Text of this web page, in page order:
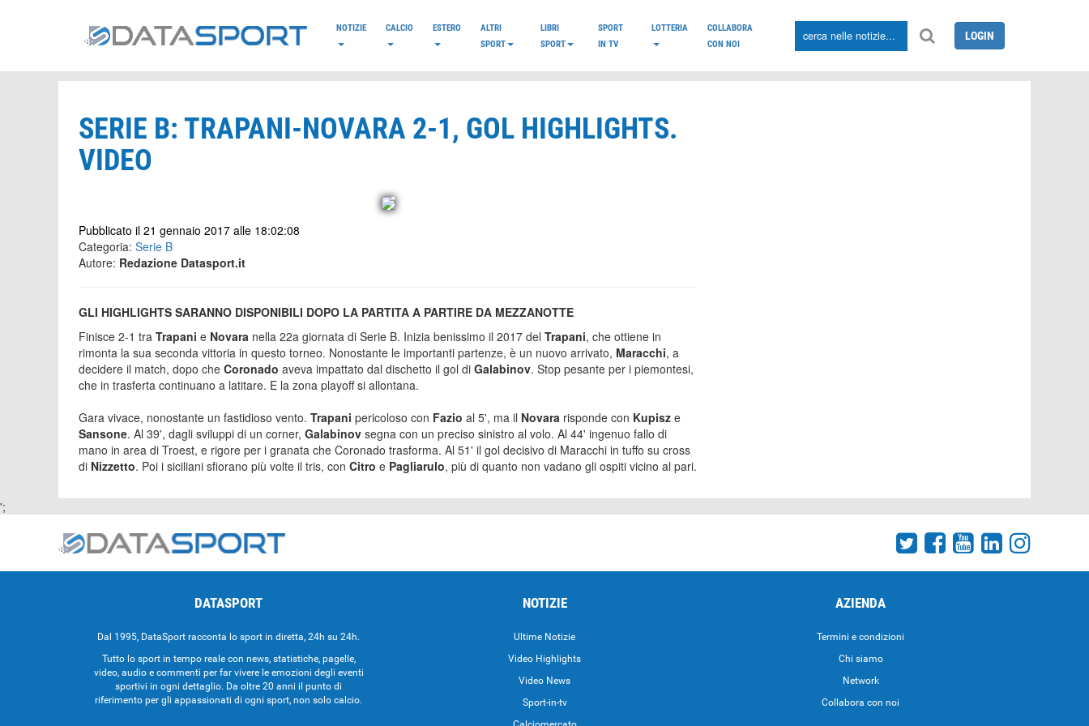
NOTIZIE CALCIO ESTERO
ALTRI
SPORT
LIBRI
SPORT
SPORT
IN TV
LOTTERIA
COLLABORA
CON NOI
LOGIN
SERIE B: TRAPANI-NOVARA 2-1, GOL HIGHLIGHTS.
VIDEO
Pubblicato il 21 gennaio 2017 alle 18:02:08
Categoria: Serie B
Autore: Redazione Datasport.it
GLI HIGHLIGHTS SARANNO DISPONIBILI DOPO LA PARTITA A PARTIRE DA MEZZANOTTE
Finisce 2-1 tra Trapani e Novara nella 22a giornata di Serie B. Inizia benissimo il 2017 del Trapani, che ottiene in
rimonta la sua seconda vittoria in questo torneo. Nonostante le importanti partenze, è un nuovo arrivato, Maracchi, a
decidere il match, dopo che Coronado aveva impattato dal dischetto il gol di Galabinov. Stop pesante per i piemontesi,
che in trasferta continuano a latitare. E la zona playoff si allontana.
Gara vivace, nonostante un fastidioso vento. Trapani pericoloso con Fazio al 5', ma il Novara risponde con Kupisz e
Sansone. Al 39', dagli sviluppi di un corner, Galabinov segna con un preciso sinistro al volo. Al 44' ingenuo fallo di
mano in area di Troest, e rigore per i granata che Coronado trasforma. Al 51' il gol decisivo di Maracchi in tuffo su cross
di Nizzetto. Poi i siciliani sfiorano più volte il tris, con Citro e Pagliarulo, più di quanto non vadano gli ospiti vicino al pari.
';
DATASPORT
Dal 1995, DataSport racconta lo sport in diretta, 24h su 24h.
Tutto lo sport in tempo reale con news, statistiche, pagelle,
video, audio e commenti per far vivere le emozioni degli eventi
sportivi in ogni dettaglio. Da oltre 20 anni il punto di
riferimento per gli appassionati di ogni sport, non solo calcio.
NOTIZIE
Ultime Notizie
Video Highlights
Video News
Sport-in-tv
AZIENDA
Termini e condizioni
Chi siamo
Network
Collabora con noi